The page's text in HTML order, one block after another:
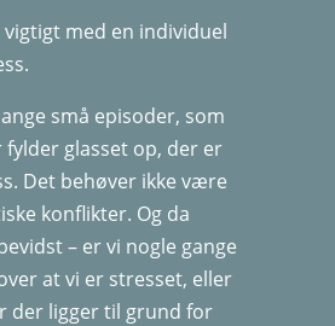
med en individuel
små episoder, som
glasset op, der er
Det behøver ikke være
konflikter. Og da
– er vi nogle gange
at vi er stresset, eller
der ligger til grund for